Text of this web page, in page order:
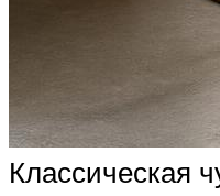
Классическая